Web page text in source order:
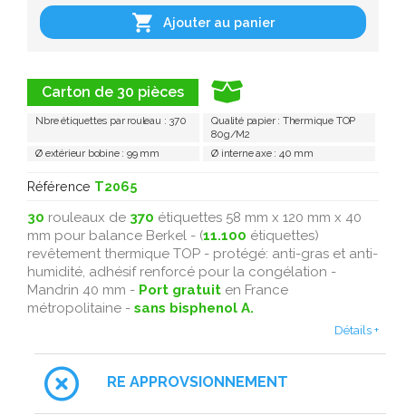
Carton de 30 pièces
Nbre étiquettes par rouleau : 370
Qualité papier : Thermique TOP
80g/M2
Ø extérieur bobine : 99 mm
Ø interne axe : 40 mm
Référence T2065
30 rouleaux de 370 étiquettes 58 mm x 120 mm x 40
mm pour balance Berkel - (11.100 étiquettes)
revêtement thermique TOP - protégé: anti-gras et anti-
humidité , adhésif renforcé pour la congélation -
Mandrin 40 mm - Port gratuit en France
métropolitaine - sans bisphenol A.
Détails +
RE APPROVSIONNEMENT
 Ajouter au panier